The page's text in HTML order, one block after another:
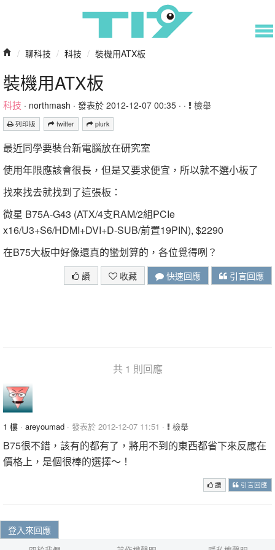
/ 聊科技 / 科技 / 裝機用ATX板
裝機用ATX板
科技 · northmash · 發表於 2012-12-07 00:35 · · 檢舉
列印版 twitter plurk
最近同學要裝台新電腦放在研究室
使用年限應該會很長，但是又要求便宜，所以就不選小板了
找來找去就找到了這張板：
微星 B75A-G43 (ATX/4支RAM/2組PCIe
x16/U3+S6/HDMI+DVI+D-SUB/前置19PIN), $2290
在B75大板中好像還真的蠻划算的，各位覺得咧？
讚 收藏 快速回應 引言回應
共 1 則回應
1 樓 · areyoumad · 發表於 2012-12-07 11:51 · 檢舉
B75很不錯，該有的都有了，將用不到的東西都省下來反應在
價格上，是個很棒的選擇～！
讚 引言回應
登入來回應